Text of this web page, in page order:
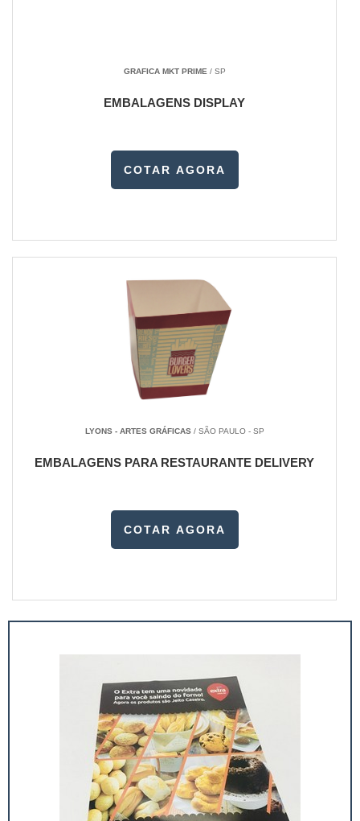
GRAFICA MKT PRIME/ SP
EMBALAGENS DISPLAY
COTAR AGORA
LYONS - ARTES GRÁFICAS/ SÃO PAULO - SP
EMBALAGENS PARA RESTAURANTE DELIVERY
COTAR AGORA